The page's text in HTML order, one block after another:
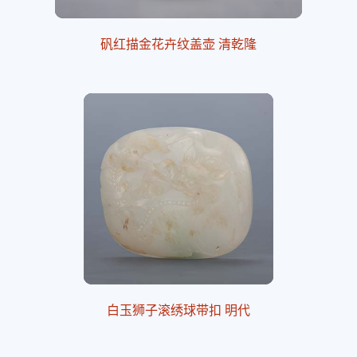
矾红描金花卉纹盖壶 清乾隆
白玉狮子滚绣球带扣 明代